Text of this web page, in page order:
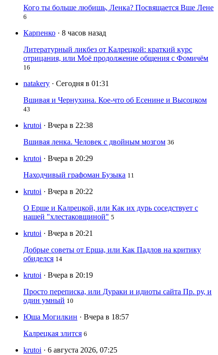
Кого ты больше любишь, Ленка? Посвящается Вше Лене
6
Карпенко · 8 часов назад
Литературный ликбез от Калрецкой: краткий курс
отрицания, или Моё продолжение общения с Фомичём
16
natakery · Сегодня в 01:31
Вшивая и Чернухина. Кое-что об Есенине и Высоцком
43
krutoi · Вчера в 22:38
Вшивая ленка. Человек с двойным мозгом 36
krutoi · Вчера в 20:29
Находчивый графоман Бузыка 11
krutoi · Вчера в 20:22
О Ерше и Калрецкой, или Как их дурь соседствует с
нашей "хлестаковщиной" 5
krutoi · Вчера в 20:21
Добрые советы от Ерша, или Как Падлов на критику
обиделся 14
krutoi · Вчера в 20:19
Просто переписка, или Дураки и идиоты сайта Пр. ру, и
один умный 10
Юша Могилкин · Вчера в 18:57
Калрецкая злится 6
krutoi · 6 августа 2026, 07:25